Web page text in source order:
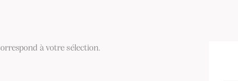
à votre sélection.